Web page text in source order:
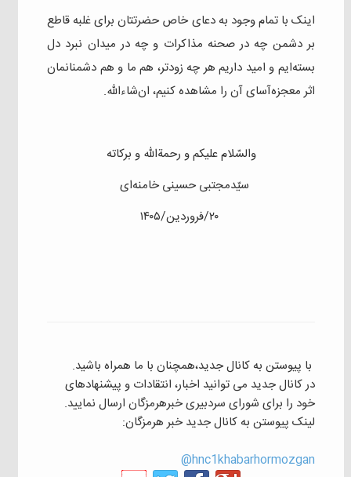
اینک با تمام وجود به دعای خاص حضرتتان برای غلبه قاطع
بر دشمن چه در صحنه مذاکرات و چه در میدان نبرد دل
بسته‌ایم و امید داریم هر چه زودتر، هم ما و هم دشمنانمان
اثر معجزه‌آسای آن را مشاهده کنیم، ان‌شاءالله.
والسّلام علیکم و رحمةالله و برکاته
سیّدمجتبی حسینی خامنه‌ای
با پیوستن به کانال جدید،همچنان با ما همراه باشید.
در کانال جدید می توانید اخبار، انتقادات و پیشنهادهای
خود را برای شورای سردبیری خبرهرمزگان ارسال نمایید.
لینک پیوستن به کانال جدید خبر هرمزگان:
hnc1khabarhormozgan@